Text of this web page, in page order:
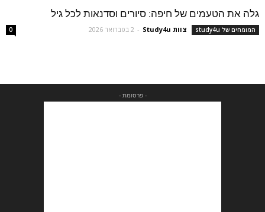
גלה את הטעמים של חיפה: סיורים וסדנאות לכל גיל
המומחים של study4u צוות Study4u - 2 בפברואר 2026 0
- פרסומת -